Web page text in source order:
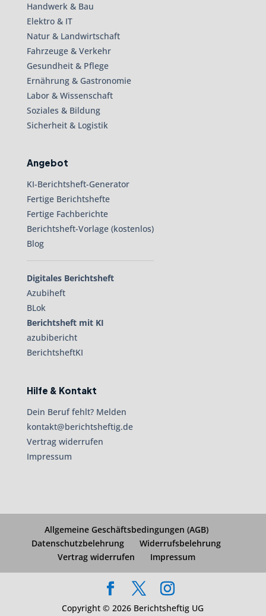
Handwerk & Bau
Elektro & IT
Natur & Landwirtschaft
Fahrzeuge & Verkehr
Gesundheit & Pflege
Ernährung & Gastronomie
Labor & Wissenschaft
Soziales & Bildung
Sicherheit & Logistik
Angebot
KI-Berichtsheft-Generator
Fertige Berichtshefte
Fertige Fachberichte
Berichtsheft-Vorlage (kostenlos)
Blog
Digitales Berichtsheft
Azubiheft
BLok
Berichtsheft mit KI
azubibericht
BerichtsheftKI
Hilfe & Kontakt
Dein Beruf fehlt? Melden
kontakt@berichtsheftig.de
Vertrag widerrufen
Impressum
Allgemeine Geschäftsbedingungen (AGB)
Datenschutzbelehrung
Widerrufsbelehrung
Vertrag widerrufen
Impressum
Copyright © 2026 Berichtsheftig UG